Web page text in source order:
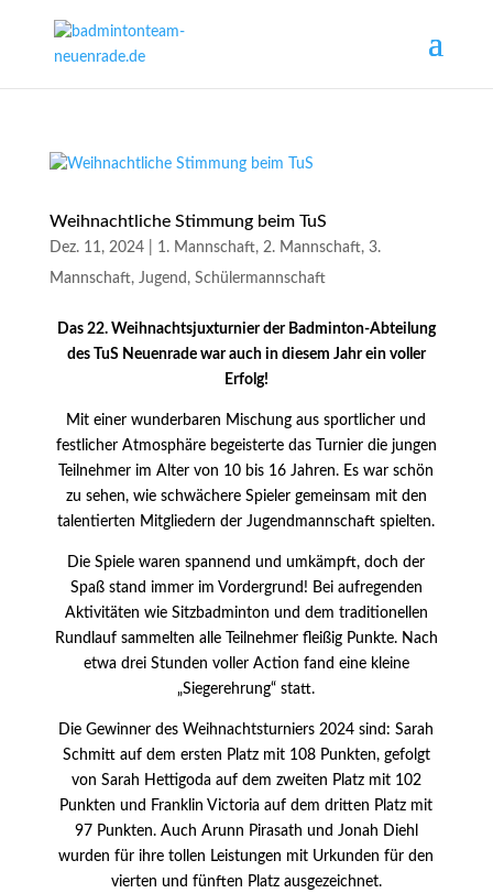
Weihnachtliche Stimmung beim TuS
Dez. 11, 2024| 1. Mannschaft, 2. Mannschaft, 3.
Mannschaft, Jugend , Schülermannschaft
Das 22. Weihnachtsjuxturnier der Badminton-Abteilung
des TuS Neuenrade war auch in diesem Jahr ein voller
Erfolg!
Mit einer wunderbaren Mischung aus sportlicher und
festlicher Atmosphäre begeisterte das Turnier die jungen
Teilnehmer im Alter von 10 bis 16 Jahren. Es war schön
zu sehen, wie schwächere Spieler gemeinsam mit den
talentierten Mitgliedern der Jugendmannschaft spielten.
Die Spiele waren spannend und umkämpft, doch der
Spaß stand immer im Vordergrund! Bei aufregenden
Aktivitäten wie Sitzbadminton und dem traditionellen
Rundlauf sammelten alle Teilnehmer fleißig Punkte. Nach
etwa drei Stunden voller Action fand eine kleine
„Siegerehrung“ statt.
Die Gewinner des Weihnachtsturniers 2024 sind: Sarah
Schmitt auf dem ersten Platz mit 108 Punkten, gefolgt
von Sarah Hettigoda auf dem zweiten Platz mit 102
Punkten und Franklin Victoria auf dem dritten Platz mit
97 Punkten. Auch Arunn Pirasath und Jonah Diehl
wurden für ihre tollen Leistungen mit Urkunden für den
vierten und fünften Platz ausgezeichnet.